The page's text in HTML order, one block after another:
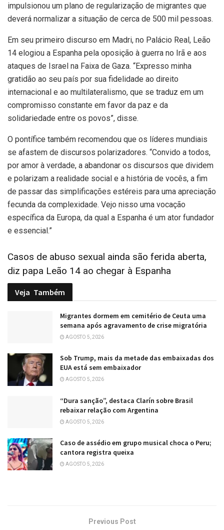
impulsionou um plano de regularização de migrantes que
deverá normalizar a situação de cerca de 500 mil pessoas.
Em seu primeiro discurso em Madri, no Palácio Real, Leão
14 elogiou a Espanha pela oposição à guerra no Irã e aos
ataques de Israel na Faixa de Gaza. “Expresso minha
gratidão ao seu país por sua fidelidade ao direito
internacional e ao multilateralismo, que se traduz em um
compromisso constante em favor da paz e da
solidariedade entre os povos”, disse.
O pontífice também recomendou que os líderes mundiais
se afastem de discursos polarizadores. “Convido a todos,
por amor à verdade, a abandonar os discursos que dividem
e polarizam a realidade social e a história de vocês, a fim
de passar das simplificações estéreis para uma apreciação
fecunda da complexidade. Vejo nisso uma vocação
específica da Europa, da qual a Espanha é um ator fundador
e essencial.”
Casos de abuso sexual ainda são ferida aberta,
diz papa Leão 14 ao chegar à Espanha
Veja Também
Migrantes dormem em cemitério de Ceuta uma
semana após agravamento de crise migratória
AGOSTO 5, 2026
Sob Trump, mais da metade das embaixadas dos
EUA está sem embaixador
AGOSTO 5, 2026
“Dura sanção”, destaca Clarín sobre Brasil
rebaixar relação com Argentina
AGOSTO 5, 2026
Caso de assédio em grupo musical choca o Peru;
cantora registra queixa
AGOSTO 5, 2026
Previous Post